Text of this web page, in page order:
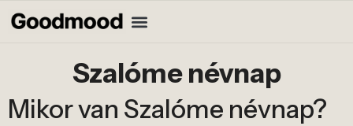
Szalóme névnap
Mikor van Szalóme névnap?